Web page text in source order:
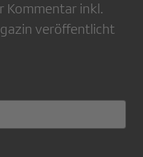
Kommentar inkl.
veröffentlicht